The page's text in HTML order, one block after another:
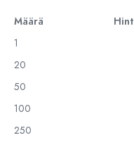
Määrä
1
20
50
100
250